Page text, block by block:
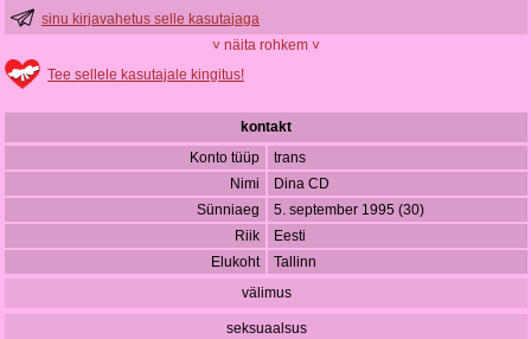
sinu kirjavahetus selle kasutajaga
˅ näita rohkem ˅
Tee sellele kasutajale kingitus!
kontakt
Konto tüüp
trans
Nimi
Dina CD
Sünniaeg
5. september 1995 (30)
Riik
Eesti
Elukoht
Tallinn
välimus
seksuaalsus